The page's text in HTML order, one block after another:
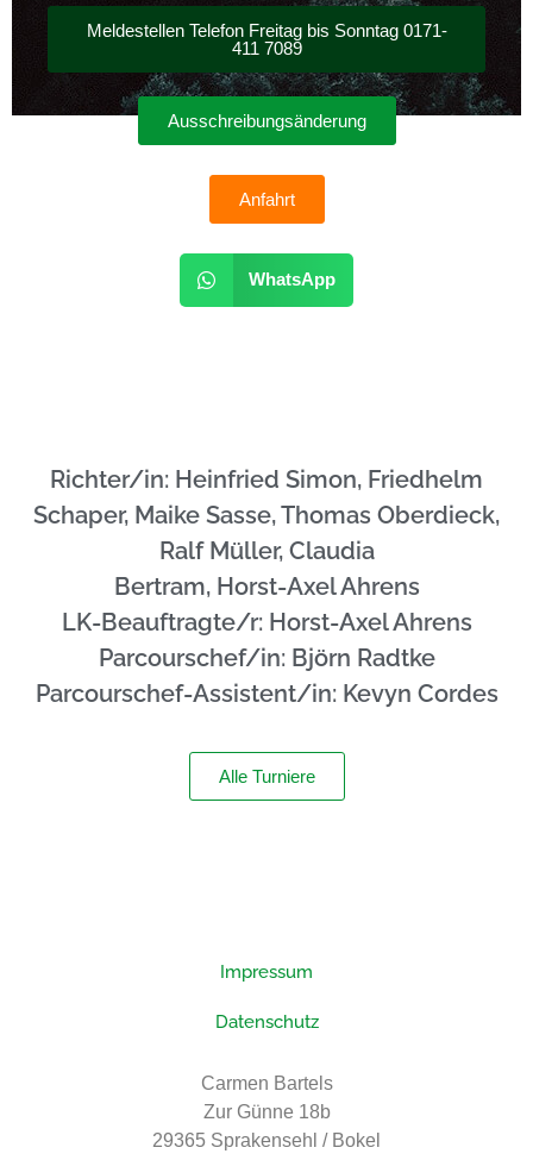
Meldestellen Telefon Freitag bis Sonntag 0171-
411 7089
Ausschreibungsänderung
Anfahrt
WhatsApp
Richter/in: Heinfried Simon, Friedhelm
Schaper, Maike Sasse, Thomas Oberdieck,
Ralf Müller, Claudia
Bertram, Horst-Axel Ahrens
LK-Beauftragte/r: Horst-Axel Ahrens
Parcourschef/in: Björn Radtke
Parcourschef-Assistent/in: Kevyn Cordes
Alle Turniere
Impressum
Datenschutz
Carmen Bartels
Zur Günne 18b
29365 Sprakensehl / Bokel